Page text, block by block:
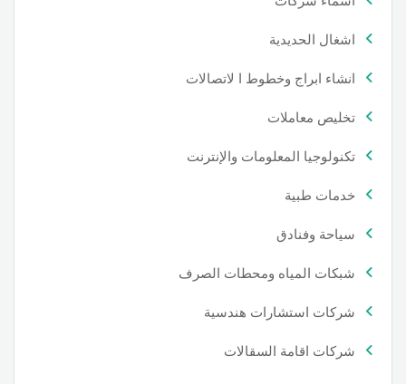
اشغال الحديدية
انشاء ابراج وخطوط ا لاتصالات
تخليص معاملات
تكنولوجيا المعلومات والإنترنت
خدمات طبية
سياحة وفنادق
شبكات المياه ومحطات الصرف
شركات استشارات هندسية
شركات اقامة السقالات